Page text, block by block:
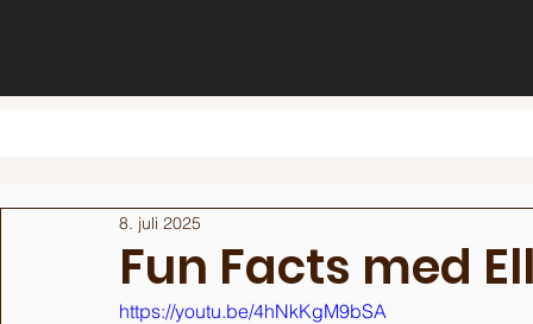
Fun Facts med
8. juli 2025
https://youtu.be/4hNkKgM9bSA